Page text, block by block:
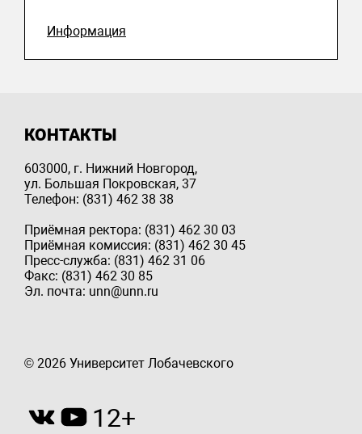
Информация
КОНТАКТЫ
603000, г. Нижний Новгород,
ул. Большая Покровская, 37
Телефон: (831) 462 38 38
Приёмная ректора: (831) 462 30 03
Приёмная комиссия: (831) 462 30 45
Пресс-служба: (831) 462 31 06
Факс: (831) 462 30 85
Эл. почта: unn@unn.ru
© 2026 Университет Лобачевского
12+